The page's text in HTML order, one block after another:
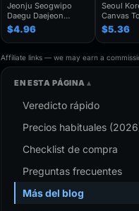
Jeonju Seogwipo
Daegu Daejeon
Chuncheon Andong
South Korea Fridge
Magnet Travel
Souvenir Gift
Handmade Decorative
$4.96
Seoul
Canvas
Seoul
Seoul
Bag For
Folding
$5.36
Affiliate links — we may earn a
EN ESTA PÁGINA
Veredicto rápido
Precios habituales
Checklist de compra
Preguntas frecuentes
Más del blog